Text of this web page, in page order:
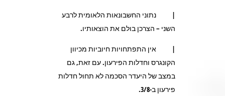
| נתוני החשבונאות הלאומית לרבע
השני – הצרכן בולם את הוצאותיו.
| אין התפתחויות חיוביות מכיוון
הקונגרס וחדלות הפירעון. עם זאת, גם
במצב של היעדר הסכמה לא תחול חדלות
פירעון ב-3/8.